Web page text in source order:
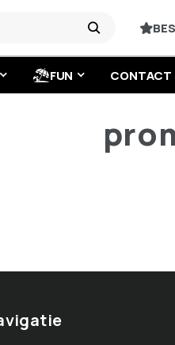
FUN CONTACT